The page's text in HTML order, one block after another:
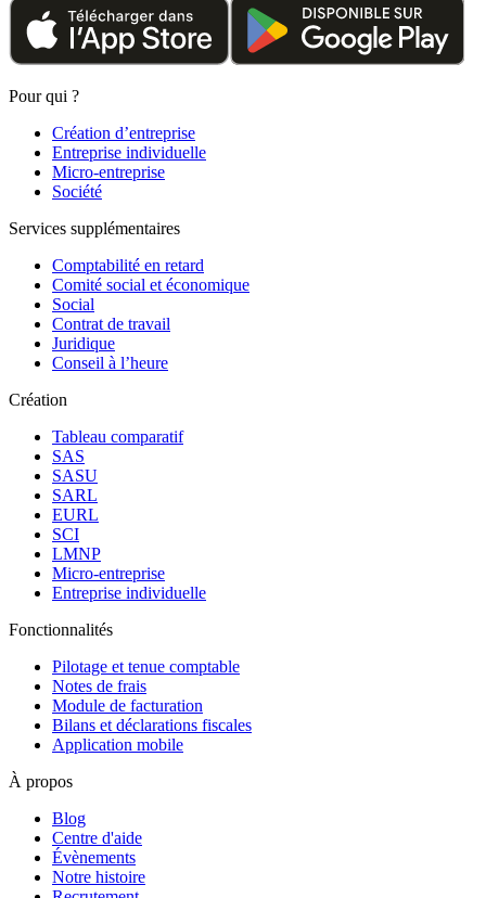
Pour qui ?
Création d’entreprise
Entreprise individuelle
Micro-entreprise
Société
Services supplémentaires
Comptabilité en retard
Comité social et économique
Social
Contrat de travail
Juridique
Conseil à l’heure
Création
Tableau comparatif
SAS
SASU
SARL
EURL
SCI
LMNP
Micro-entreprise
Entreprise individuelle
Fonctionnalités
Pilotage et tenue comptable
Notes de frais
Module de facturation
Bilans et déclarations fiscales
Application mobile
À propos
Blog
Centre d'aide
Évènements
Notre histoire